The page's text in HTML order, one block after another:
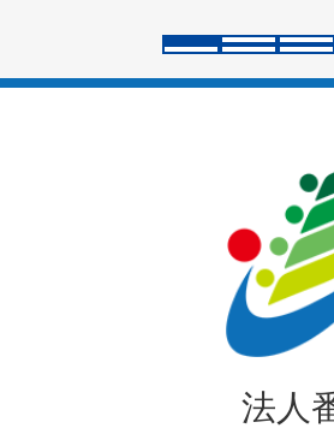
ラ
イ
法人